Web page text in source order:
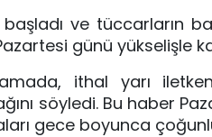
ve tüccarların
günü yükselişle
ithal yarı
söyledi. Bu haber
gece boyunca